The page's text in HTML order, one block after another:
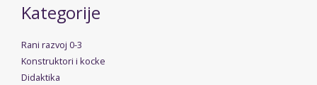
Kategorije
Rani razvoj 0-3
Konstruktori i kocke
Didaktika